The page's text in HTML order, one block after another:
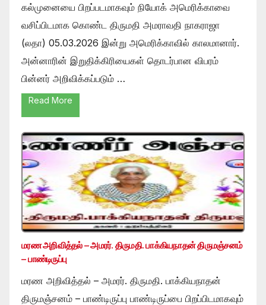
கல்முனையை பிறப்படமாகவும் நியோக் அமெரிக்காவை
வசிப்பிடமாக கொண்ட திருமதி அமராவதி நாகராஜா
(லதா) 05.03.2026 இன்று அமெரிக்காவில் காலமானார்.
அன்னாரின் இறுதிக்கிரியைகள் தொடர்பான விபரம்
பின்னர் அறிவிக்கப்படும் …
Read More
மரண அறிவித்தல் – அமரர். திருமதி. பாக்கியநாதன் திருமஞ்சனம்
– பாண்டிருப்பு
மரண அறிவித்தல் – அமரர். திருமதி. பாக்கியநாதன்
திருமஞ்சனம் – பாண்டிருப்பு பாண்டிருப்பை பிறப்பிடமாகவும்